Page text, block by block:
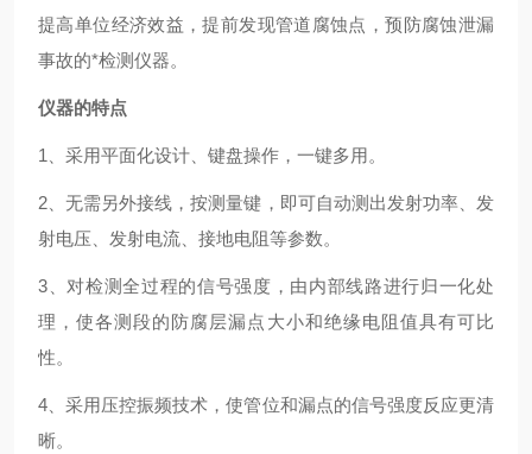
提高单位经济效益，提前发现管道腐蚀点，预防腐蚀泄漏
事故的*检测仪器。
仪器的特点
1、采用平面化设计、键盘操作，一键多用。
2、无需另外接线，按测量键，即可自动测出发射功率、发
射电压、发射电流、接地电阻等参数。
3、对检测全过程的信号强度，由内部线路进行归一化处
理，使各测段的防腐层漏点大小和绝缘电阻值具有可比
性。
4、采用压控振频技术，使管位和漏点的信号强度反应更清
晰。